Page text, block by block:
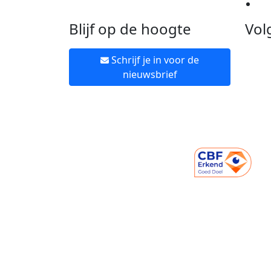
Blijf op de hoogte
Schrijf je in voor de
nieuwsbrief